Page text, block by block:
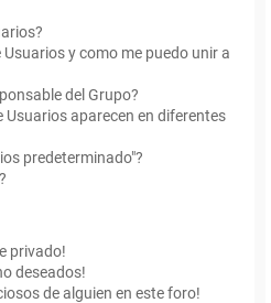
y como me puedo unir a
del Grupo?
Usuarios aparecen en diferentes
predeterminado"?
privado!
deseados!
de alguien en este foro!